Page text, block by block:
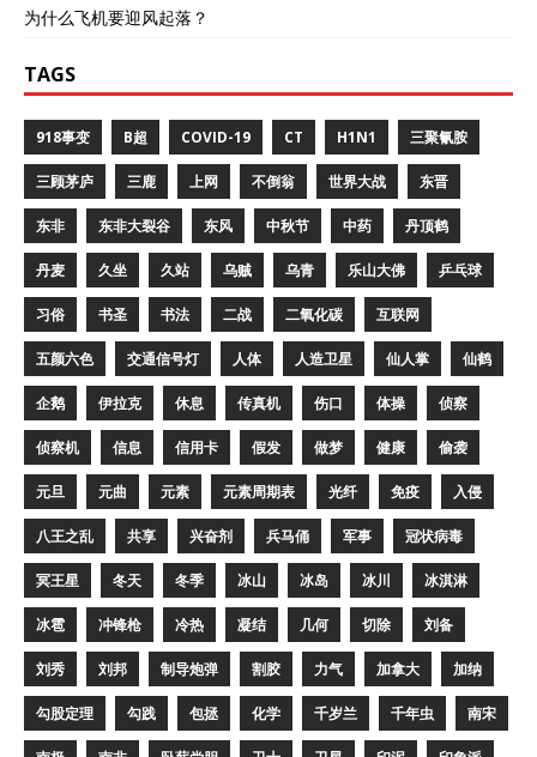
为什么飞机要迎风起落？
TAGS
918事变 B超 COVID-19 CT H1N1 三聚氰胺
三顾茅庐 三鹿 上网 不倒翁 世界大战 东晋
东非 东非大裂谷 东风 中秋节 中药 丹顶鹤
丹麦 久坐 久站 乌贼 乌青 乐山大佛 乒乓球
习俗 书圣 书法 二战 二氧化碳 互联网
五颜六色 交通信号灯 人体 人造卫星 仙人掌 仙鹤
企鹅 伊拉克 休息 传真机 伤口 体操 侦察
侦察机 信息 信用卡 假发 做梦 健康 偷袭
元旦 元曲 元素 元素周期表 光纤 免疫 入侵
八王之乱 共享 兴奋剂 兵马俑 军事 冠状病毒
冥王星 冬天 冬季 冰山 冰岛 冰川 冰淇淋
冰雹 冲锋枪 冷热 凝结 几何 切除 刘备
刘秀 刘邦 制导炮弹 割胶 力气 加拿大 加纳
勾股定理 勾践 包拯 化学 千岁兰 千年虫 南宋